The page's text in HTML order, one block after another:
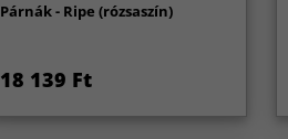
Párnák - Ripe (rózsaszín)
18 139 Ft